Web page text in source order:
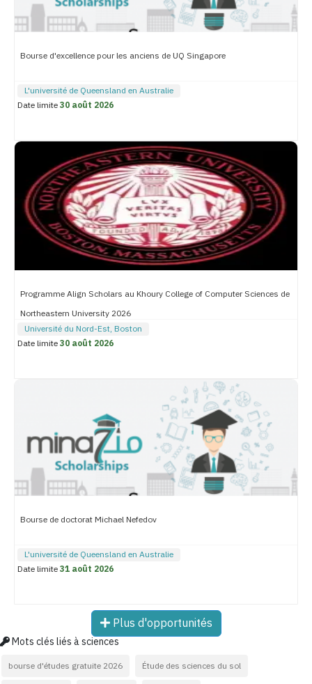
Bourse d'excellence pour les anciens de UQ Singapore
L'université de Queensland en Australie
Date limite30 août 2026
Programme Align Scholars au Khoury College of Computer Sciences de
Northeastern University 2026
Université du Nord-Est, Boston
Date limite30 août 2026
Bourse de doctorat Michael Nefedov
L'université de Queensland en Australie
Date limite31 août 2026
Plus d'opportunités
Mots clés liés à sciences
bourse d'études gratuite 2026
Étude des sciences du sol